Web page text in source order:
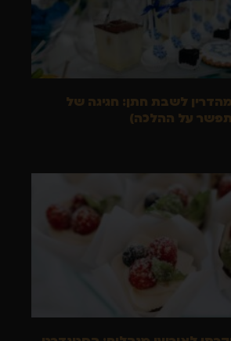
לשבת חתן: חגיגה של
על ההלכה)